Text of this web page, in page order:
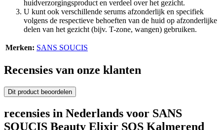
huidverzorgingsproduct en verdeel over het gezicht.
U kunt ook verschillende serums afzonderlijk en specifiek
volgens de respectieve behoeften van de huid op afzonderlijke
delen van het gezicht (bijv. T-zone, wangen) gebruiken.
Merken: SANS SOUCIS
Recensies van onze klanten
Dit product beoordelen
recensies in Nederlands voor SANS
SOUCIS Beauty Elixir SOS Kalmerend